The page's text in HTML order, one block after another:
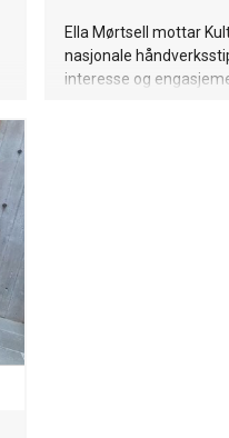
Ella Mørtsell mottar
nasjonale
interesse og